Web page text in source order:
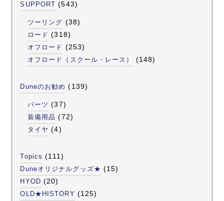
SUPPORT (543)
ツーリング (38)
ロード (318)
オフロード (253)
オフロード（スクール・レース） (148)
Duneのお勧め (139)
パーツ (37)
装備用品 (72)
タイヤ (4)
Topics (111)
Duneオリジナルグッズ★ (15)
HYOD (20)
OLD★HISTORY (125)